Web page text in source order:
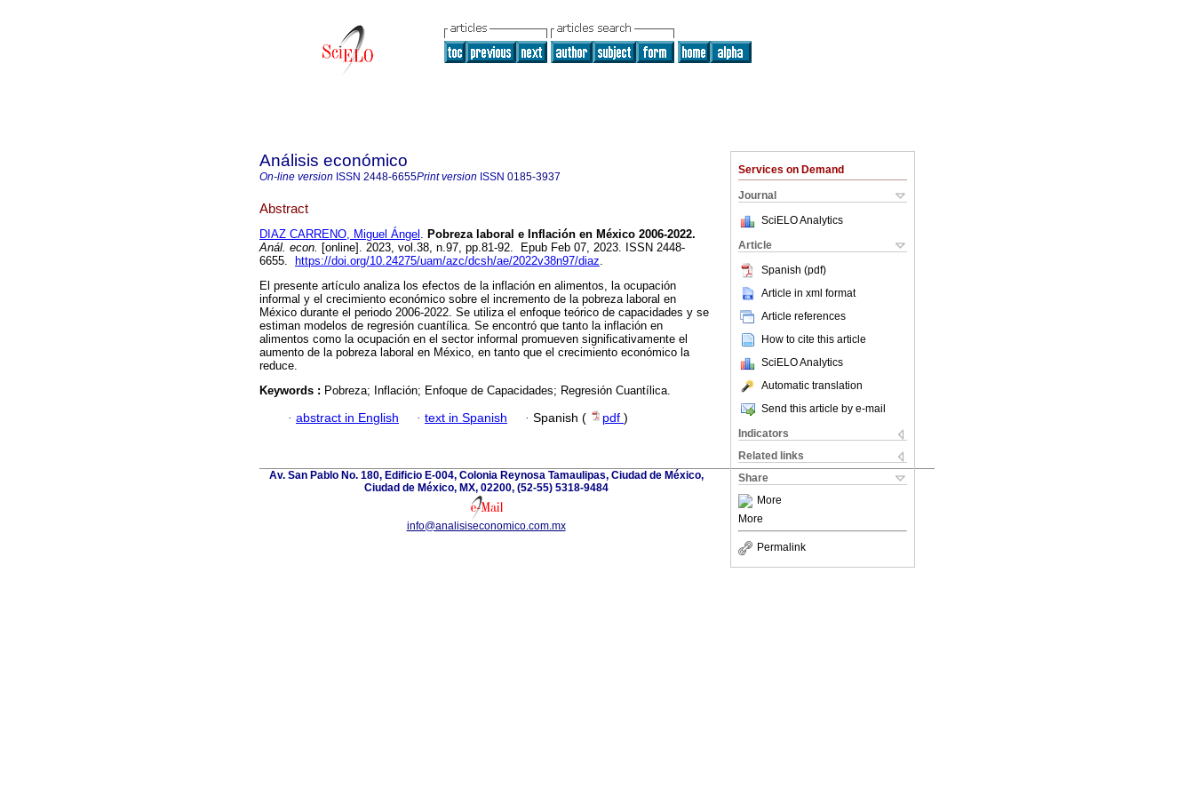
Services on Demand
Journal
SciELO Analytics
Article
Spanish (pdf)
Article in xml format
Article references
How to cite this article
SciELO Analytics
Automatic translation
Send this article by e-mail
Indicators
Related links
Share
More
More
Permalink
Análisis económico
On-line version ISSN 2448-6655Print version ISSN 0185-3937
Abstract
DIAZ CARRENO, Miguel Ángel . Pobreza laboral e Inflación en México 2006-2022.
Anál. econ. [online]. 2023, vol.38, n.97, pp.81-92. Epub Feb 07, 2023. ISSN 2448-
6655.
https://doi.org/10.24275/uam/azc/dcsh/ae/2022v38n97/diaz.
El presente artículo analiza los efectos de la inflación en alimentos, la ocupación
informal y el crecimiento económico sobre el incremento de la pobreza laboral en
México durante el periodo 2006-2022. Se utiliza el enfoque teórico de capacidades y se
estiman modelos de regresión cuantílica. Se encontró que tanto la inflación en
alimentos como la ocupación en el sector informal promueven significativamente el
aumento de la pobreza laboral en México, en tanto que el crecimiento económico la
reduce.
Keywords : Pobreza; Inflación; Enfoque de Capacidades; Regresión Cuantílica.
· abstract in English · text in Spanish · Spanish ( pdf )
Av. San Pablo No. 180, Edificio E-004, Colonia Reynosa Tamaulipas, Ciudad de México,
Ciudad de México, MX, 02200, (52-55) 5318-9484
info@analisiseconomico.com.mx